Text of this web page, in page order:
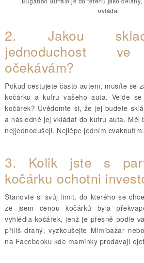
ovládal
2.
Jakou
jednoduchost
očekávám?
Pokud cestujete často autem, musíte se
kočárku a kufru vašeho auta. Vejde
kočárek? Uvědomte si, že jej budete
a následně jej vkládat do kufru auta. Měl
nejjednodušeji. Nejlépe jedním cvaknutím.
3.
Kolik jste s
kočárku ochotni
Stanovte si svůj limit, do kterého se
že jsem cenou kočárků byla
vyhlédla kočárek, jenž je přesně podle
příliš drahý, vyzkoušejte Mimibazar
na Facebooku kde maminky prodávají